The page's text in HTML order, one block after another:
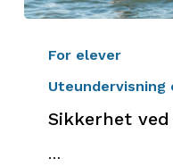
For elever
Uteundervisning
Sikkerhet
…